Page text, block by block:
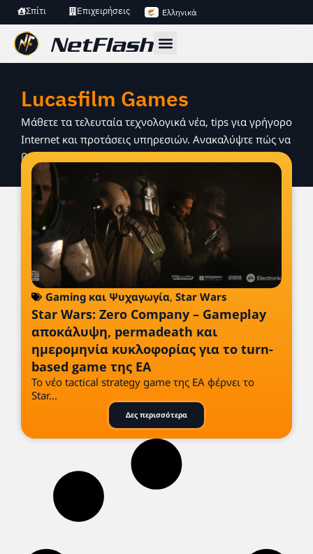
Σπίτι Επιχειρήσεις Ελληνικά
Lucasfilm Games
Μάθετε τα τελευταία τεχνολογικά νέα, tips για γρήγορο
Internet και προτάσεις υπηρεσιών. Ανακαλύψτε πώς να
βελτιώσετε τη σύνδεση και την online εμπειρία σας.
Gaming και Ψυχαγωγία, Star Wars
Star Wars: Zero Company – Gameplay
αποκάλυψη, permadeath και
ημερομηνία κυκλοφορίας για το turn-
based game της EA
Το νέο tactical strategy game της EA φέρνει το
Star...
Δες περισσότερα